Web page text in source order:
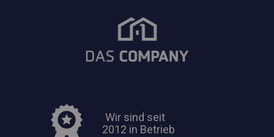
Wir sind seit
2012 in Betrieb